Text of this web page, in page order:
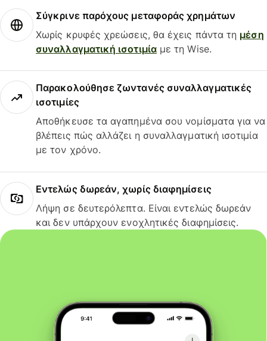
Σύγκρινε παρόχους μεταφοράς χρημάτων
Χωρίς κρυφές χρεώσεις, θα έχεις πάντα τη μέση
συναλλαγματική ισοτιμίαμε τη Wise.
Παρακολούθησε ζωντανές συναλλαγματικές
ισοτιμίες
Αποθήκευσε τα αγαπημένα σου νομίσματα για να
βλέπεις πώς αλλάζει η συναλλαγματική ισοτιμία
με τον χρόνο.
Εντελώς δωρεάν, χωρίς διαφημίσεις
Λήψη σε δευτερόλεπτα. Είναι εντελώς δωρεάν
και δεν υπάρχουν ενοχλητικές διαφημίσεις.